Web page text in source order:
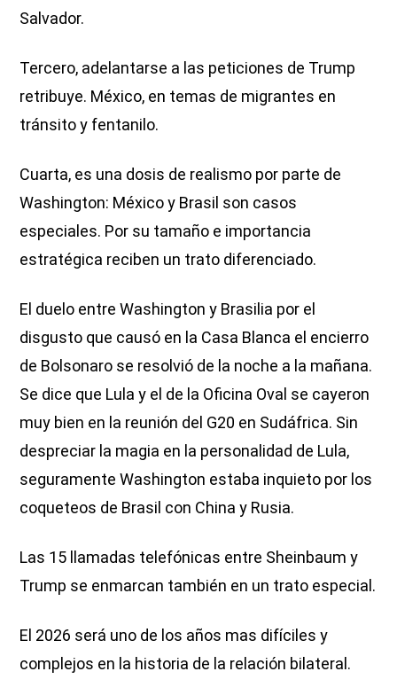
Salvador.
Tercero, adelantarse a las peticiones de Trump
retribuye. México, en temas de migrantes en
tránsito y fentanilo.
Cuarta, es una dosis de realismo por parte de
Washington: México y Brasil son casos
especiales. Por su tamaño e importancia
estratégica reciben un trato diferenciado.
El duelo entre Washington y Brasilia por el
disgusto que causó en la Casa Blanca el encierro
de Bolsonaro se resolvió de la noche a la mañana.
Se dice que Lula y el de la Oficina Oval se cayeron
muy bien en la reunión del G20 en Sudáfrica. Sin
despreciar la magia en la personalidad de Lula,
seguramente Washington estaba inquieto por los
coqueteos de Brasil con China y Rusia.
Las 15 llamadas telefónicas entre Sheinbaum y
Trump se enmarcan también en un trato especial.
El 2026 será uno de los años mas difíciles y
complejos en la historia de la relación bilateral.